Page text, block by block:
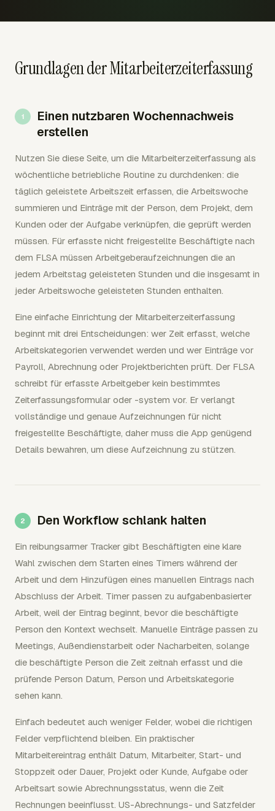
Grundlagen der Mitarbeiterzeiterfassung
Einen nutzbaren Wochennachweis
erstellen
Nutzen Sie diese Seite, um die Mitarbeiterzeiterfassung als
wöchentliche betriebliche Routine zu durchdenken: die
täglich geleistete Arbeitszeit erfassen, die Arbeitswoche
summieren und Einträge mit der Person, dem Projekt, dem
Kunden oder der Aufgabe verknüpfen, die geprüft werden
müssen. Für erfasste nicht freigestellte Beschäftigte nach
dem FLSA müssen Arbeitgeberaufzeichnungen die an
jedem Arbeitstag geleisteten Stunden und die insgesamt in
jeder Arbeitswoche geleisteten Stunden enthalten.
Eine einfache Einrichtung der Mitarbeiterzeiterfassung
beginnt mit drei Entscheidungen: wer Zeit erfasst, welche
Arbeitskategorien verwendet werden und wer Einträge vor
Payroll, Abrechnung oder Projektberichten prüft. Der FLSA
schreibt für erfasste Arbeitgeber kein bestimmtes
Zeiterfassungsformular oder -system vor. Er verlangt
vollständige und genaue Aufzeichnungen für nicht
freigestellte Beschäftigte, daher muss die App genügend
Details bewahren, um diese Aufzeichnung zu stützen.
Den Workflow schlank halten
Ein reibungsarmer Tracker gibt Beschäftigten eine klare
Wahl zwischen dem Starten eines Timers während der
Arbeit und dem Hinzufügen eines manuellen Eintrags nach
Abschluss der Arbeit. Timer passen zu aufgabenbasierter
Arbeit, weil der Eintrag beginnt, bevor die beschäftigte
Person den Kontext wechselt. Manuelle Einträge passen zu
Meetings, Außendienstarbeit oder Nacharbeiten, solange
die beschäftigte Person die Zeit zeitnah erfasst und die
prüfende Person Datum, Person und Arbeitskategorie
sehen kann.
Einfach bedeutet auch weniger Felder, wobei die richtigen
Felder verpflichtend bleiben. Ein praktischer
Mitarbeitereintrag enthält Datum, Mitarbeiter, Start- und
Stoppzeit oder Dauer, Projekt oder Kunde, Aufgabe oder
Arbeitsart sowie Abrechnungsstatus, wenn die Zeit
Rechnungen beeinflusst. US-Abrechnungs- und Satzfelder